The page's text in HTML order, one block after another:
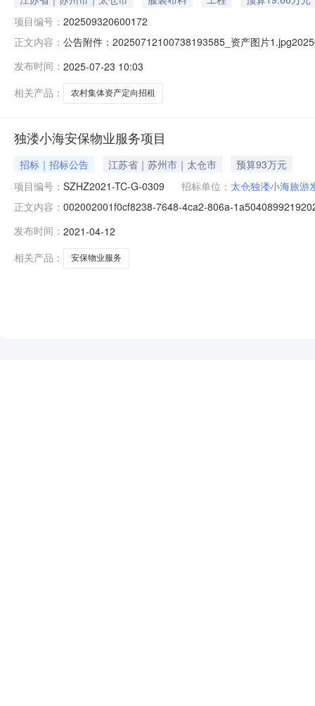
项目编号： 202509320600172
正文内容： 公告附件：20250712100738193585_资产图片
仓独溇小海旅游发展有限公司资产信息资产名称东帝士
发布时间： 2025-07-23 10:03
相关产品：
农村集体资产定向招租
独溇小海安保物业服务项目
招标｜招标公告 江苏省｜苏州市｜太仓市
预算93万元
项目编号： SZHZ2021-TC-G-0309 招标单位： 太仓独溇小海旅游
正文内容： 002002001f0cf8238-7648-4ca2-806a-
SZHZ2021-TC-G-0309项目名称：独溇小海安保物业服
发布时间： 2021-04-12
相关产品：
安保物业服务